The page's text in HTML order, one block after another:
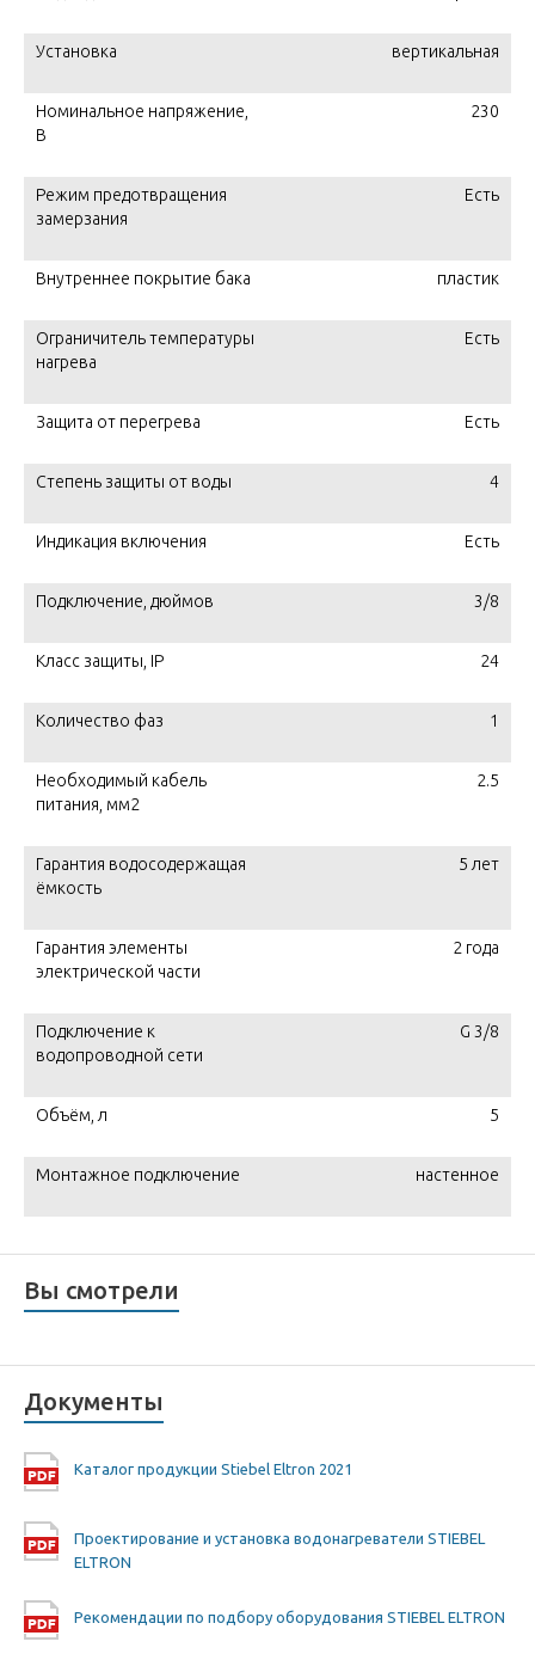
Установка вертикальная
Номинальное напряжение,
В
230
Режим предотвращения
замерзания
Есть
Внутреннее покрытие бака пластик
Ограничитель температуры
нагрева
Есть
Защита от перегрева Есть
Степень защиты от воды 4
Индикация включения Есть
Подключение, дюймов 3/8
Класс защиты, IP 24
Количество фаз 1
Необходимый кабель
питания, мм2
2.5
Гарантия водосодержащая
ёмкость
5 лет
Гарантия элементы
электрической части
2 года
Подключение к
водопроводной сети
G 3/8
Объём, л 5
Монтажное подключение настенное
Вы смотрели
Документы
Каталог продукции Stiebel Eltron 2021
Проектирование и установка водонагреватели STIEBEL
ELTRON
Рекомендации по подбору оборудования STIEBEL ELTRON